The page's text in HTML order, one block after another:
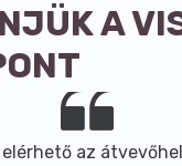
A
elérhető az